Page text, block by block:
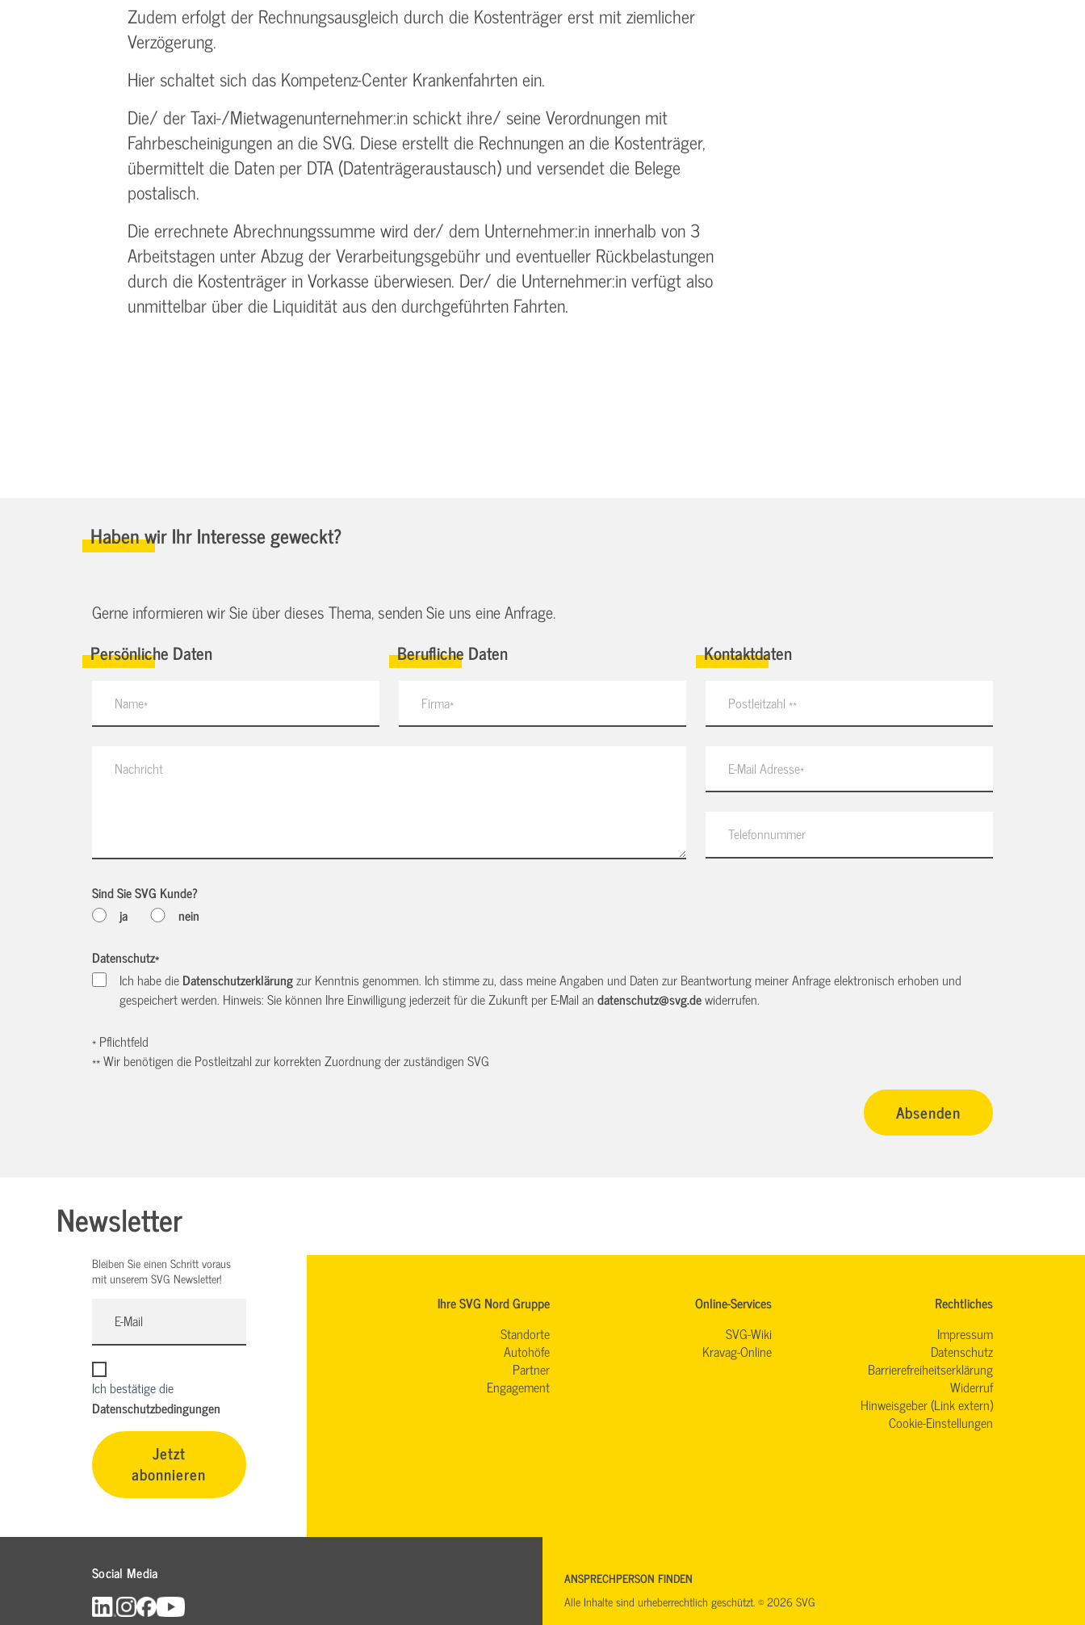
Zudem erfolgt der Rechnungsausgleich durch die Kostenträger erst mit ziemlicher
Verzögerung.
Hier schaltet sich das Kompetenz-Center Krankenfahrten ein.
Die/ der Taxi-/Mietwagenunternehmer:in schickt ihre/ seine Verordnungen mit
Fahrbescheinigungen an die SVG. Diese erstellt die Rechnungen an die Kostenträger,
übermittelt die Daten per DTA (Datenträgeraustausch) und versendet die Belege
postalisch.
Die errechnete Abrechnungssumme wird der/ dem Unternehmer:in innerhalb von 3
Arbeitstagen unter Abzug der Verarbeitungsgebühr und eventueller Rückbelastungen
durch die Kostenträger in Vorkasse überwiesen. Der/ die Unternehmer:in verfügt also
unmittelbar über die Liquidität aus den durchgeführten Fahrten.
Haben wir Ihr Interesse geweckt?
Gerne informieren wir Sie über dieses Thema, senden Sie uns eine Anfrage.
Persönliche Daten Berufliche Daten Kontaktdaten
Sind Sie SVG Kunde?
ja
nein
Datenschutz*
Ich habe dieDatenschutzerklärungzur Kenntnis genommen. Ich stimme zu, dass meine Angaben und Daten zur Beantwortung meiner Anfrage elektronisch erhoben und
gespeichert werden. Hinweis: Sie können Ihre Einwilligung jederzeit für die Zukunft per E-Mail andatenschutz@svg.dewiderrufen.
* Pflichtfeld
** Wir benötigen die Postleitzahl zur korrekten Zuordnung der zuständigen SVG
Newsletter
Bleiben Sie einen Schritt voraus
mit unserem SVG Newsletter!
Ich bestätige die
Datenschutzbedingungen
Jetzt
abonnieren
Ihre SVG Nord Gruppe
Standorte
Autohöfe
Partner
Engagement
Online-Services
SVG-Wiki
Kravag-Online
Rechtliches
Impressum
Datenschutz
Barrierefreiheitserklärung
Widerruf
Hinweisgeber (Link extern)
Cookie-Einstellungen
Social Media
ANSPRECHPERSON FINDEN
Alle Inhalte sind urheberrechtlich geschützt. © 2026 SVG